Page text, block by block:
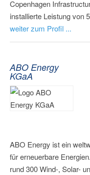
Copenhagen
installierte Leistung von
weiter zum Profil ...
ABO Energy
KGaA
ABO Energy ist ein
für erneuerbare
rund 300 Wind-, Solar-